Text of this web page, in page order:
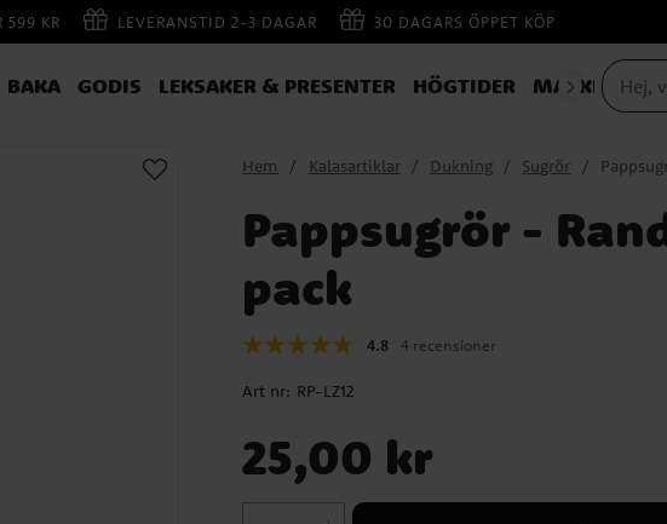
599 KR LEVERANSTID 2-3 DAGAR 30 DAGARS ÖPPET KÖP
BAKA GODIS LEKSAKER & PRESENTER HÖGTIDER MASKERAD
Hem Kalasartiklar Dukning Sugrör
Pappsugrör -
pack
4.8 4 recensioner
Art nr: RP-LZ12
25,00 kr